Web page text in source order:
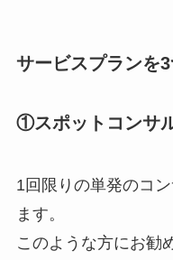
サービスプランを
①スポットコンサ
1回限りの単発のコ
ます。
このような方にお勧